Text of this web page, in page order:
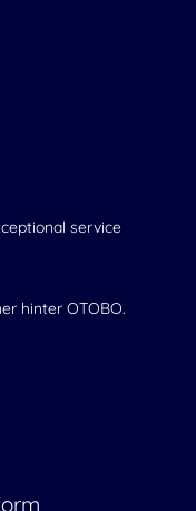
service
hinter OTOBO.